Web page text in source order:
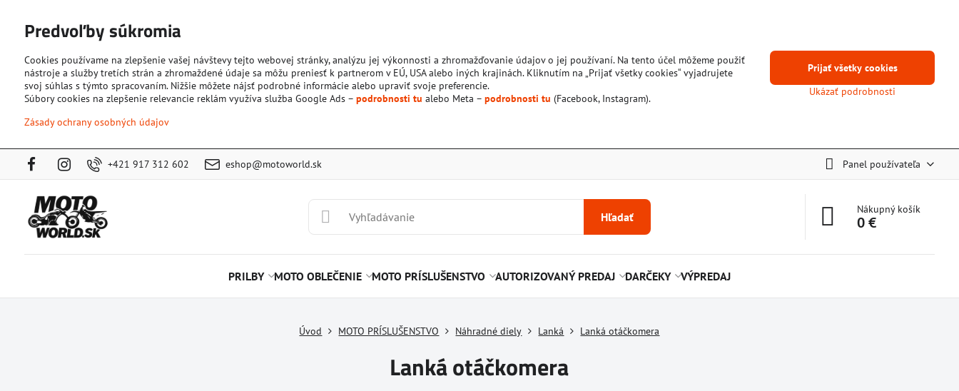
+421 917 312 602 eshop@motoworld.sk Panel používateľa
Hľadať
Nákupný košík
0 €
PRILBY MOTO OBLEČENIE MOTO PRÍSLUŠENSTVO AUTORIZOVANÝ PREDAJ DARČEKY VÝPREDAJ
Úvod MOTO PRÍSLUŠENSTVO Náhradné diely Lanká Lanká otáčkomera
Lanká otáčkomera
Predvoľby súkromia
Cookies používame na zlepšenie vašej návštevy tejto webovej stránky, analýzu jej výkonnosti a zhromažďovanie údajov o jej používaní. Na tento účel môžeme použiť
nástroje a služby tretích strán a zhromaždené údaje sa môžu preniesť k partnerom v EÚ, USA alebo iných krajinách. Kliknutím na „Prijať všetky cookies“ vyjadrujete
svoj súhlas s týmto spracovaním. Nižšie môžete nájsť podrobné informácie alebo upraviť svoje preferencie.
Súbory cookies na zlepšenie relevancie reklám využíva služba Google Ads – podrobnosti tu alebo Meta – podrobnosti tu (Facebook, Instagram).
Zásady ochrany osobných údajov
Ukázať podrobnosti
Prijať všetky cookies